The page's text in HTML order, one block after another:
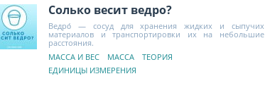
Солько весит ведро?
Ведро́ — сосуд для хранения жидких и сыпучих
материалов и транспортировки их на небольшие
расстояния.
МАССА И ВЕС
МАССА
ТЕОРИЯ
ЕДИНИЦЫ ИЗМЕРЕНИЯ